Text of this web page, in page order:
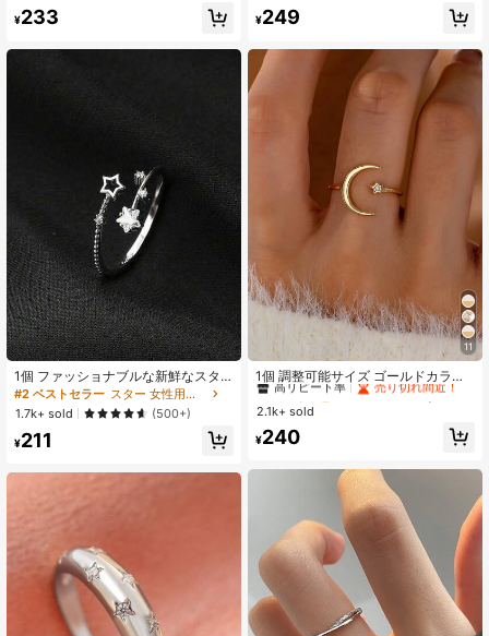
¥233
1個 ファッショナブルな新鮮なスタ
ー調整可能なオープンリング、女性
の日常着、パーティー、休日の装い
に適しています
#2 ベストセラー
スター 女性用リング
1.7k+ sold
(500+)
¥211
#2 ベストセラー
ローズゴールド 女性用シングルリング
売り切れ間近！
¥249
11
1個 調整可能サイズ ゴールドカラー
キュービックジルコニア スター&ム
ーン デザインリング レディース用
#1 ベストセラー
マルチカラー 女性用シングルリング
高リピート率
売り切れ間近！
#1 ベストセラー
マルチカラー 女性用シングルリング
高リピート率
#1 ベストセラー
マルチカラー 女性用シングルリング
高リピート率
#1 ベストセラー
売り切れ間近！
2.1k+ sold
¥240